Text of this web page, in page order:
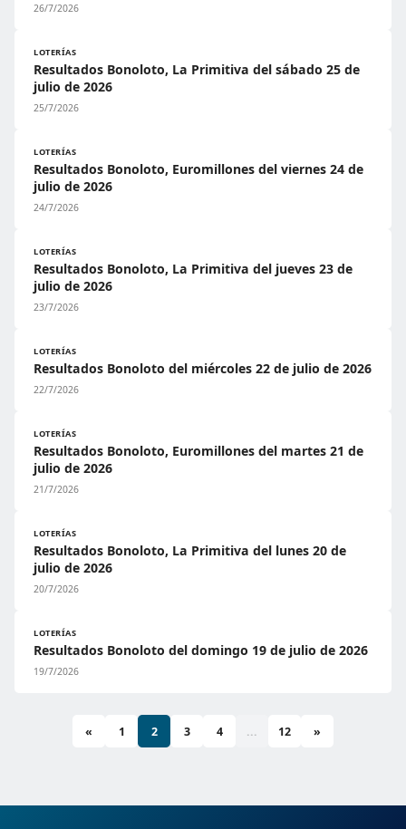
26/7/2026
LOTERÍAS
Resultados Bonoloto, La Primitiva del sábado 25 de
julio de 2026
25/7/2026
LOTERÍAS
Resultados Bonoloto, Euromillones del viernes 24 de
julio de 2026
24/7/2026
LOTERÍAS
Resultados Bonoloto, La Primitiva del jueves 23 de
julio de 2026
23/7/2026
LOTERÍAS
Resultados Bonoloto del miércoles 22 de julio de 2026
22/7/2026
LOTERÍAS
Resultados Bonoloto, Euromillones del martes 21 de
julio de 2026
21/7/2026
LOTERÍAS
Resultados Bonoloto, La Primitiva del lunes 20 de
julio de 2026
20/7/2026
LOTERÍAS
Resultados Bonoloto del domingo 19 de julio de 2026
19/7/2026
« 1 2 3 4 ... 12 »